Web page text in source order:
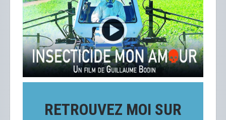
RETROUVEZ MOI SUR